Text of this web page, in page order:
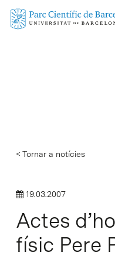
Skip
< Tornar a notícies
19.03.2007
Actes
físic Pere